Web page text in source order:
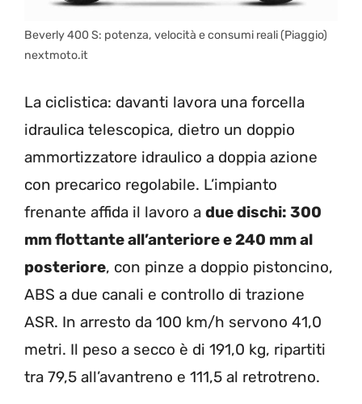
Beverly 400 S: potenza, velocità e consumi reali (Piaggio)
nextmoto.it
La ciclistica: davanti lavora una forcella
idraulica telescopica, dietro un doppio
ammortizzatore idraulico a doppia azione
con precarico regolabile. L’impianto
frenante affida il lavoro a due dischi: 300
mm flottante all’anteriore e 240 mm al
posteriore, con pinze a doppio pistoncino,
ABS a due canali e controllo di trazione
ASR. In arresto da 100 km/h servono 41,0
metri. Il peso a secco è di 191,0 kg, ripartiti
tra 79,5 all’avantreno e 111,5 al retrotreno.